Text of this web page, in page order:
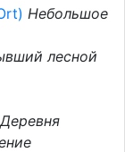
Небольшое
лесной
Деревня